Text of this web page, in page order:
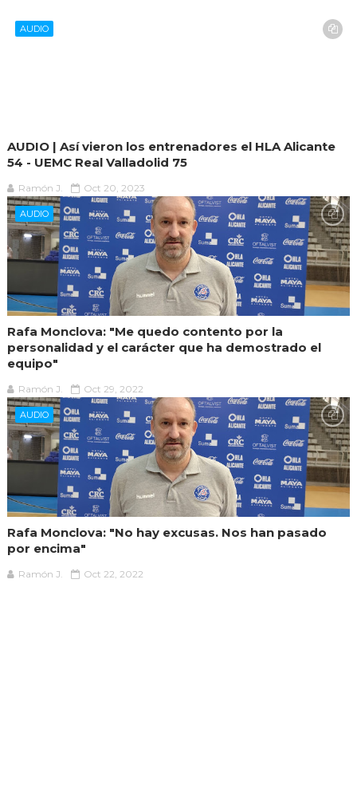
AUDIO
AUDIO | Así vieron los entrenadores el HLA Alicante
54 - UEMC Real Valladolid 75
Ramón J. Oct 20, 2023
AUDIO
Rafa Monclova: "Me quedo contento por la
personalidad y el carácter que ha demostrado el
equipo"
Ramón J. Oct 29, 2022
AUDIO
Rafa Monclova: "No hay excusas. Nos han pasado
por encima"
Ramón J. Oct 22, 2022